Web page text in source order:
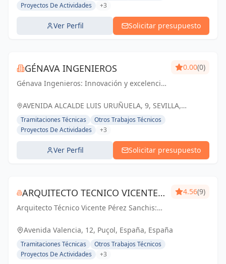
Proyectos De Actividades
+3
Ver Perfil Solicitar presupuesto
GÉNAVA INGENIEROS
Génava Ingenieros: Innovación y excelencia
Sevilla y Andalucía
0.00(0)
AVENIDA ALCALDE LUIS URUÑUELA, 9, SEVILLA,
ESPAÑA, España
Tramitaciones Técnicas
Otros Trabajos Técnicos
Proyectos De Actividades
+3
Ver Perfil Solicitar presupuesto
ARQUITECTO TECNICO VICENTE
PÉREZ SANCHIS
Arquitecto Técnico Vicente Pérez Sanchis:
transformando ideas en realidad.
4.56(9)
Avenida Valencia, 12, Puçol, España, España
Tramitaciones Técnicas
Otros Trabajos Técnicos
Proyectos De Actividades
+3